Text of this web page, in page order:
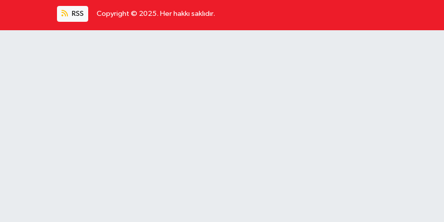
RSS Copyright © 2025. Her hakkı saklıdır.